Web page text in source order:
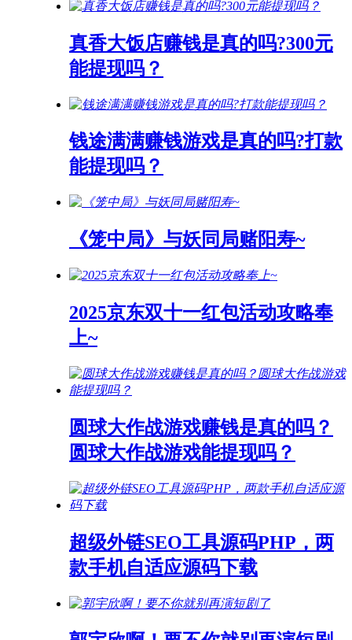
真香大饭店赚钱是真的吗?300元
能提现吗？
钱途满满赚钱游戏是真的吗?打款
能提现吗？
《笼中局》与妖同局赌阳寿~
2025京东双十一红包活动攻略奉
上~
圆球大作战游戏赚钱是真的吗？
圆球大作战游戏能提现吗？
超级外链SEO工具源码PHP，两
款手机自适应源码下载